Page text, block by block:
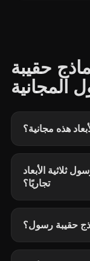
حقيبة
المجانية
هذه مجانية؟
ثلاثية الأبعاد
تجاريًا؟
حقيبة رسول؟